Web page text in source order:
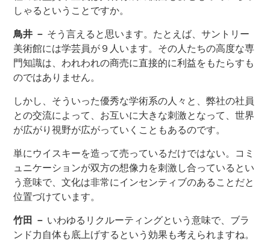
しゃるということですか。
鳥井 － そう言えると思います。たとえば、サントリー
美術館には学芸員が９人います。その人たちの高度な専
門知識は、われわれの商売に直接的に利益をもたらすも
のではありません。
しかし、そういった優秀な学術系の人々と、弊社の社員
との交流によって、お互いに大きな刺激となって、世界
が広がり視野が広がっていくこともあるのです。
単にウイスキーを造って売っているだけではない。コミ
ュニケーションが双方の想像力を刺激し合っているとい
う意味で、文化は非常にインセンティブのあることだと
位置づけています。
竹田 － いわゆるリクルーティングという意味で、ブラ
ンド力自体も底上げするという効果も考えられますね。